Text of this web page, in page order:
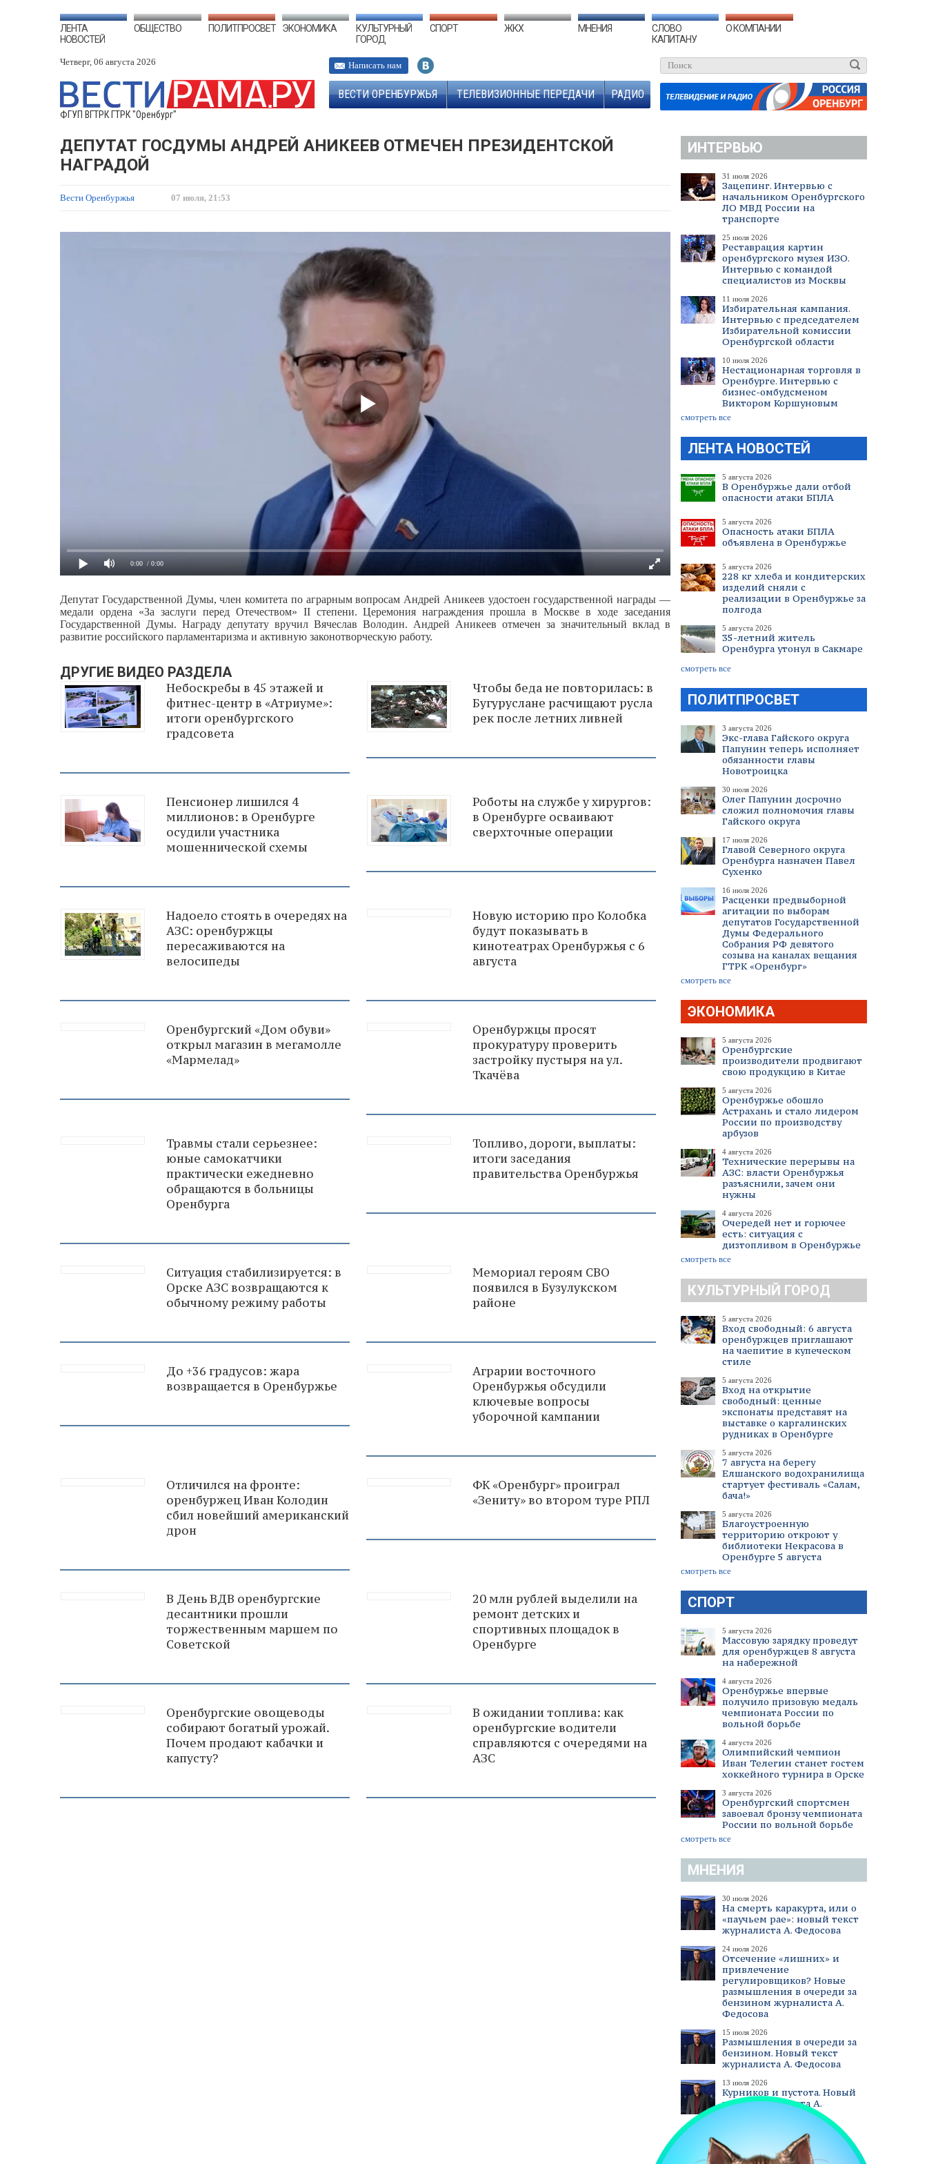
ЛЕНТА
НОВОСТЕЙ
ОБЩЕСТВО ПОЛИТПРОСВЕТ ЭКОНОМИКА
КУЛЬТУРНЫЙ
ГОРОД
СПОРТ ЖКХ МНЕНИЯ
СЛОВО
КАПИТАНУ
О КОМПАНИИ
Четверг, 06 августа 2026
ФГУП ВГТРК ГТРК "Оренбург"
Написать нам
ВЕСТИ ОРЕНБУРЖЬЯ ТЕЛЕВИЗИОННЫЕ ПЕРЕДАЧИ РАДИО
ИНТЕРВЬЮ
31 июля 2026
Зацепинг. Интервью с
начальником Оренбургского
ЛО МВД России на
транспорте
25 июля 2026
Реставрация картин
оренбургского музея ИЗО.
Интервью с командой
специалистов из Москвы
11 июля 2026
Избирательная кампания.
Интервью с председателем
Избирательной комиссии
Оренбургской области
10 июля 2026
Нестационарная торговля в
Оренбурге. Интервью с
бизнес-омбудсменом
Виктором Коршуновым
смотреть все
ЛЕНТА НОВОСТЕЙ
5 августа 2026
В Оренбуржье дали отбой
опасности атаки БПЛА
5 августа 2026
Опасность атаки БПЛА
объявлена в Оренбуржье
5 августа 2026
228 кг хлеба и кондитерских
изделий сняли с
реализации в Оренбуржье за
полгода
5 августа 2026
35-летний житель
Оренбурга утонул в Сакмаре
смотреть все
ПОЛИТПРОСВЕТ
3 августа 2026
Экс-глава Гайского округа
Папунин теперь исполняет
обязанности главы
Новотроицка
30 июля 2026
Олег Папунин досрочно
сложил полномочия главы
Гайского округа
17 июля 2026
Главой Северного округа
Оренбурга назначен Павел
Сухенко
16 июля 2026
Расценки предвыборной
агитации по выборам
депутатов Государственной
Думы Федерального
Собрания РФ девятого
созыва на каналах вещания
ГТРК «Оренбург»
смотреть все
ЭКОНОМИКА
5 августа 2026
Оренбургские
производители продвигают
свою продукцию в Китае
5 августа 2026
Оренбуржье обошло
Астрахань и стало лидером
России по производству
арбузов
4 августа 2026
Технические перерывы на
АЗС: власти Оренбуржья
разъяснили, зачем они
нужны
4 августа 2026
Очередей нет и горючее
есть: ситуация с
дизтопливом в Оренбуржье
смотреть все
КУЛЬТУРНЫЙ ГОРОД
5 августа 2026
Вход свободный: 6 августа
оренбуржцев приглашают
на чаепитие в купеческом
стиле
5 августа 2026
Вход на открытие
свободный: ценные
экспонаты представят на
выставке о каргалинских
рудниках в Оренбурге
5 августа 2026
7 августа на берегу
Елшанского водохранилища
стартует фестиваль «Салам,
бача!»
5 августа 2026
Благоустроенную
территорию откроют у
библиотеки Некрасова в
Оренбурге 5 августа
смотреть все
СПОРТ
5 августа 2026
Массовую зарядку проведут
для оренбуржцев 8 августа
на набережной
4 августа 2026
Оренбуржье впервые
получило призовую медаль
чемпионата России по
вольной борьбе
4 августа 2026
Олимпийский чемпион
Иван Телегин станет гостем
хоккейного турнира в Орске
3 августа 2026
Оренбургский спортсмен
завоевал бронзу чемпионата
России по вольной борьбе
смотреть все
МНЕНИЯ
30 июля 2026
На смерть каракурта, или о
«паучьем рае»: новый текст
журналиста А. Федосова
24 июля 2026
Отсечение «лишних» и
привлечение
регулировщиков? Новые
размышления в очереди за
бензином журналиста А.
Федосова
15 июля 2026
Размышления в очереди за
бензином. Новый текст
журналиста А. Федосова
13 июля 2026
Курников и пустота. Новый
текст журналиста А.
смотреть все
ДЕПУТАТ ГОСДУМЫ АНДРЕЙ АНИКЕЕВ ОТМЕЧЕН ПРЕЗИДЕНТСКОЙ
НАГРАДОЙ
Вести Оренбуржья 07 июля, 21:53
0:00 / 0:00
Депутат Государственной Думы, член комитета по аграрным вопросам Андрей Аникеев удостоен государственной награды —
медали ордена «За заслуги перед Отечеством» II степени. Церемония награждения прошла в Москве в ходе заседания
Государственной Думы. Награду депутату вручил Вячеслав Володин. Андрей Аникеев отмечен за значительный вклад в
развитие российского парламентаризма и активную законотворческую работу.
ДРУГИЕ ВИДЕО РАЗДЕЛА
Небоскребы в 45 этажей и
фитнес-центр в «Атриуме»:
итоги оренбургского
градсовета
Чтобы беда не повторилась: в
Бугуруслане расчищают русла
рек после летних ливней
Пенсионер лишился 4
миллионов: в Оренбурге
осудили участника
мошеннической схемы
Роботы на службе у хирургов:
в Оренбурге осваивают
сверхточные операции
Надоело стоять в очередях на
АЗС: оренбуржцы
пересаживаются на
велосипеды
Новую историю про Колобка
будут показывать в
кинотеатрах Оренбуржья с 6
августа
Оренбургский «Дом обуви»
открыл магазин в мегамолле
«Мармелад»
Оренбуржцы просят
прокуратуру проверить
застройку пустыря на ул.
Ткачёва
Травмы стали серьезнее:
юные самокатчики
практически ежедневно
обращаются в больницы
Оренбурга
Топливо, дороги, выплаты:
итоги заседания
правительства Оренбуржья
Ситуация стабилизируется: в
Орске АЗС возвращаются к
обычному режиму работы
Мемориал героям СВО
появился в Бузулукском
районе
До +36 градусов: жара
возвращается в Оренбуржье
Аграрии восточного
Оренбуржья обсудили
ключевые вопросы
уборочной кампании
Отличился на фронте:
оренбуржец Иван Колодин
сбил новейший американский
дрон
ФК «Оренбург» проиграл
«Зениту» во втором туре РПЛ
В День ВДВ оренбургские
десантники прошли
торжественным маршем по
Советской
20 млн рублей выделили на
ремонт детских и
спортивных площадок в
Оренбурге
Оренбургские овощеводы
собирают богатый урожай.
Почем продают кабачки и
капусту?
В ожидании топлива: как
оренбургские водители
справляются с очередями на
АЗС